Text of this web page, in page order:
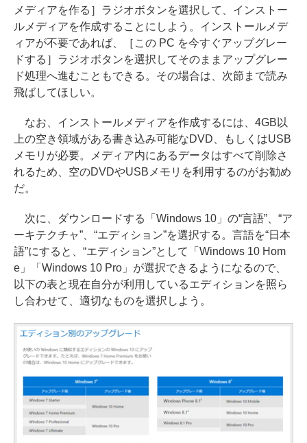
メディアを作る］ラジオボタンを選択して、インストー
ルメディアを作成することにしよう。インストールメデ
ィアが不要であれば、［この PC を今すぐアップグレー
ドする］ラジオボタンを選択してそのままアップグレー
ド処理へ進むこともできる。その場合は、次節まで読み
飛ばしてほしい。
なお、インストールメディアを作成するには、4GB以
上の空き領域がある書き込み可能なDVD、もしくはUSB
メモリが必要。メディア内にあるデータはすべて削除さ
れるため、空のDVDやUSBメモリを利用するのがお勧め
だ。
次に、ダウンロードする「Windows 10」の“言語”、“ア
ーキテクチャ”、“エディション”を選択する。言語を“日本
語”にすると、“エディション”として「Windows 10 Hom
e」「Windows 10 Pro」が選択できるようになるので、
以下の表と現在自分が利用しているエディションを照ら
し合わせて、適切なものを選択しよう。